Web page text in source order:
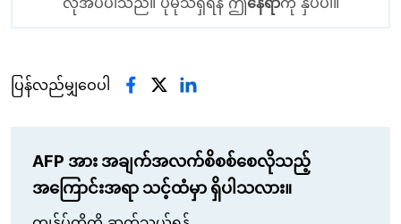
ပြန်လည်မျှဝေပါ
AFP အား အချက်အလက်စိစစ်စေလိုသည့်
အကြောင်းအရာ သင့်ထံမှာ ရှိပါသလား။